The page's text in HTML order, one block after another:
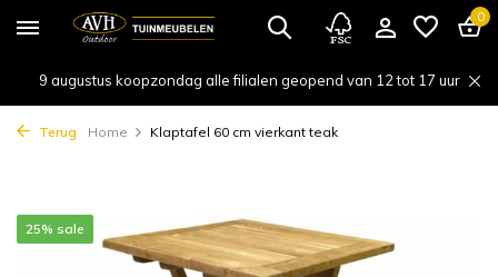
0
9 augustus koopzondag alle filialen geopend van 12 tot 17 uur
Terug Home Klaptafel 60 cm vierkant teak
25% sale